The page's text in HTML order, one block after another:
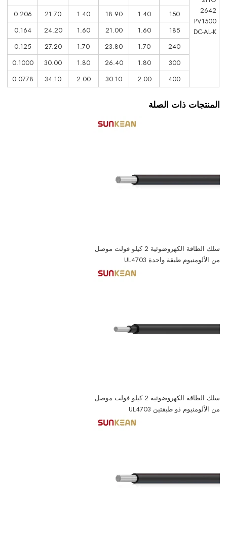
2642
PV1500
DC-AL-K
150
1.40
18.90
1.40
21.70
0.206
185
1.60
21.00
1.60
24.20
0.164
240
1.70
23.80
1.70
27.20
0.125
300
1.80
26.40
1.80
30.00
0.1000
400
2.00
30.10
2.00
34.10
0.0778
المنتجات ذات الصلة
سلك الطاقة الكهروضوئية 2 كيلو فولت موصل
من الألومنيوم طبقة واحدة UL4703
سلك الطاقة الكهروضوئية 2 كيلو فولت موصل
من الألومنيوم ذو طبقتين UL4703